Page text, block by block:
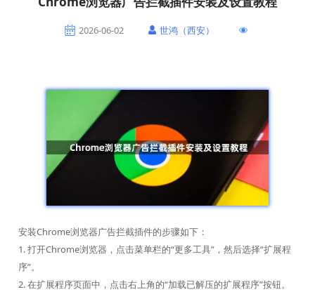
2026-06-02 世鸿（西安）
安装Chrome浏览器广告拦截插件的步骤如下：
1. 打开Chrome浏览器，点击菜单栏的“更多工具”，然后选择“扩展程
序”。
2. 在扩展程序页面中，点击右上角的“加载已解压的扩展程序”按钮。